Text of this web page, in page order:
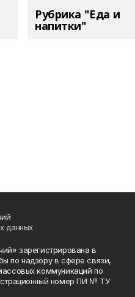
Рубрика "Еда и
напитки"
данных
зарегистрирована в
по надзору в сфере связи,
коммуникаций по
номер ПИ № ТУ